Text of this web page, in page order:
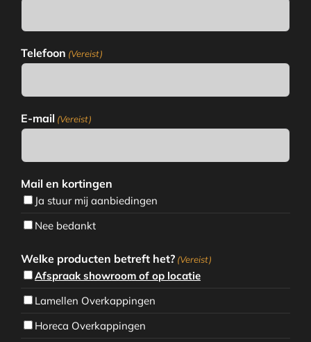
Telefoon (Vereist)
E-mail (Vereist)
Mail en kortingen
Ja stuur mij aanbiedingen
Nee bedankt
Welke producten betreft het? (Vereist)
Afspraak showroom of op locatie
Lamellen Overkappingen
Horeca Overkappingen